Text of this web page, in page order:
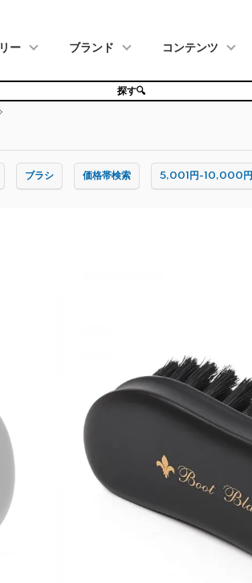
ー ブランド コンテンツ
探す🔍
ブラシ 価格帯検索 5,001円-10,000円